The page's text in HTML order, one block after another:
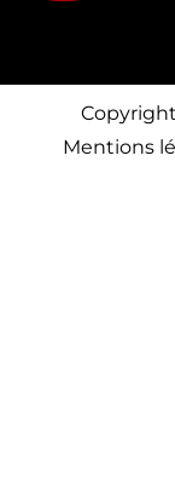
Mentions